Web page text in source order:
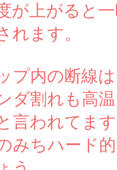
が上がると
れます。
プ内の断線
ダ割れも高
言われてます
みちハード